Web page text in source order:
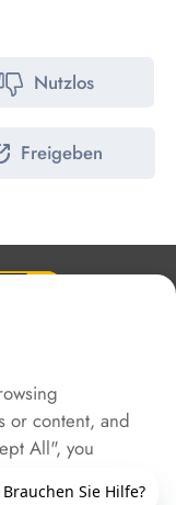
Nutzlos
Freigeben
or content, and
All", you